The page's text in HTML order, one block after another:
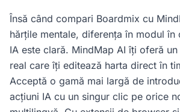
Însă când compari Boardmix cu
hărțile mentale, diferența în modul în
IA este clară. MindMap AI îți oferă
real care îți editează harta direct în
Acceptă o gamă mai largă de
acțiuni IA cu un singur clic pe orice